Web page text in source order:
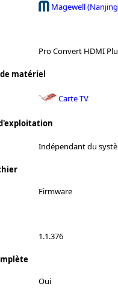
Magewell
Pro Convert HDMI
matériel
Carte TV
Indépendant du
Firmware
1.1.376
Oui